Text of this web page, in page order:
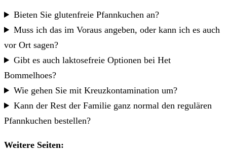
Bieten Sie glutenfreie Pfannkuchen an?
Muss ich das im Voraus angeben, oder kann ich es auch
vor Ort sagen?
Gibt es auch laktosefreie Optionen bei Het
Bommelhoes?
Wie gehen Sie mit Kreuzkontamination um?
Kann der Rest der Familie ganz normal den regulären
Pfannkuchen bestellen?
Weitere Seiten: